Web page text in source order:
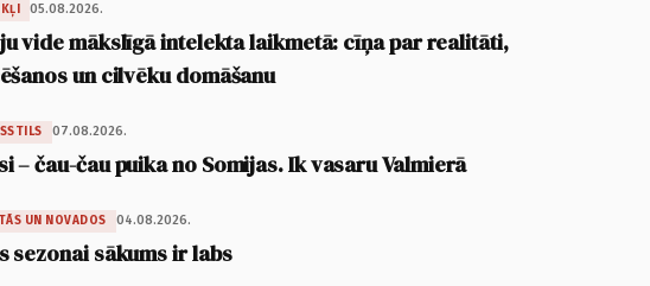
05.08.2026.
vide mākslīgā intelekta laikmetā: cīņa par realitāti,
un cilvēku domāšanu
07.08.2026.
– čau-čau puika no Somijas. Ik vasaru Valmierā
UN NOVADOS 04.08.2026.
sezonai sākums ir labs